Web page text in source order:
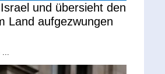
und übersieht den
Land aufgezwungen